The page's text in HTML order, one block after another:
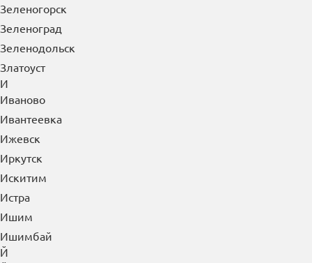
Железнодорожный
Жуковский
З
Зарайск
Заречный
Заринск
Звенигород
Зеленогорск
Зеленоград
Зеленодольск
Златоуст
И
Иваново
Ивантеевка